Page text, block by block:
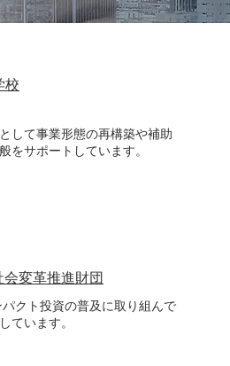
校
して事業形態の再構築や補助
をサポートしています。
変革推進財団
クト投資の普及に取り組んで
ています。